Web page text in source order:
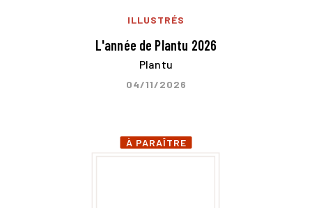
ILLUSTRÉS
L'année de Plantu 2026
Plantu
04/11/2026
À PARAÎTRE